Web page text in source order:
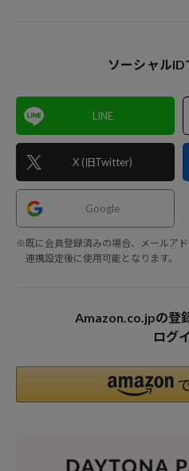
ソーシャルID
LINE
X (旧Twitter)
Google
※既に会員登録済みの場合、メールア
連携設定後に使用可能となります。
Amazon.co.jpの登
ログ